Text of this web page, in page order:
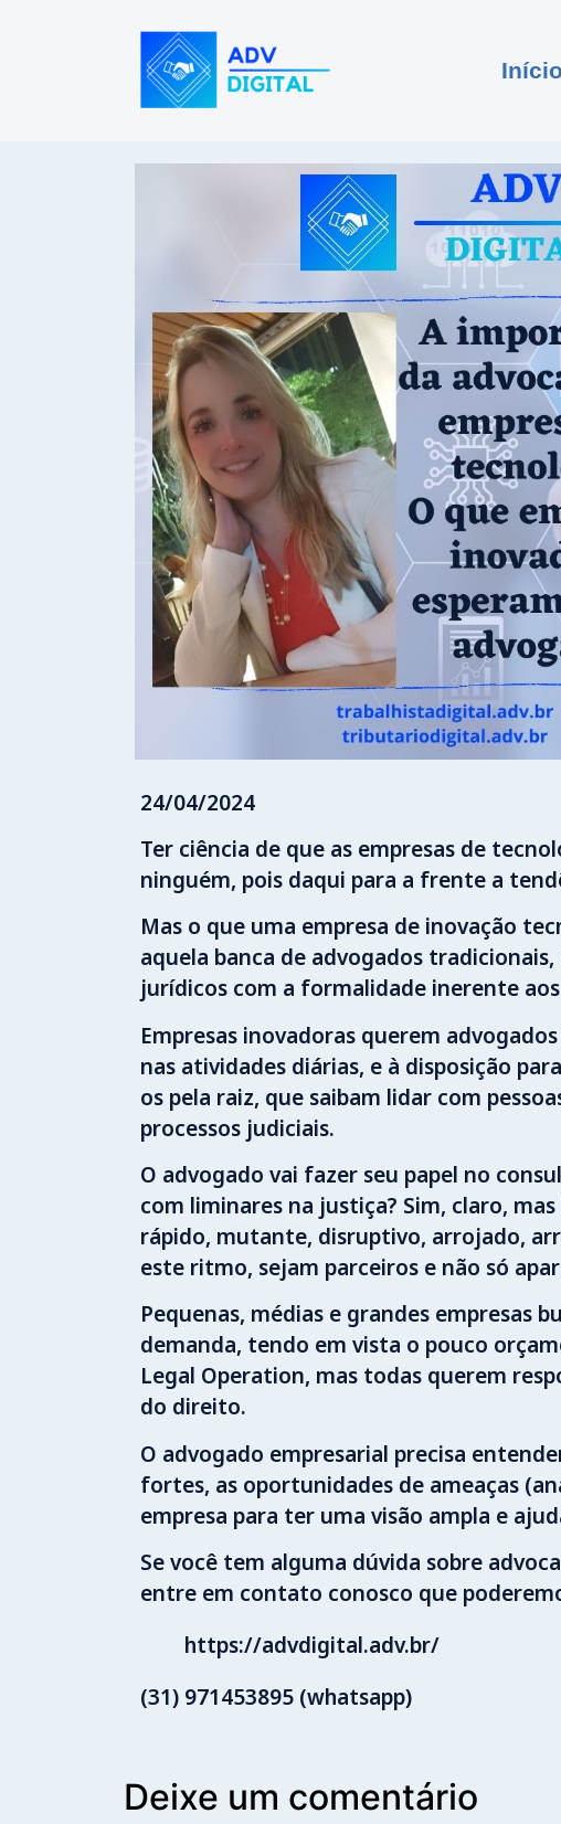
Início
24/04/2024
Ter ciência de que as empresas de
ninguém, pois daqui para a frente a
Mas o que uma empresa de inovação
aquela banca de advogados
jurídicos com a formalidade inerente
Empresas inovadoras querem
nas atividades diárias, e à disposição
os pela raiz, que saibam lidar com
processos judiciais.
O advogado vai fazer seu papel no
com liminares na justiça? Sim, claro,
rápido, mutante, disruptivo, arrojado,
este ritmo, sejam parceiros e não só
Pequenas, médias e grandes empresas
demanda, tendo em vista o pouco
Legal Operation, mas todas querem
do direito.
O advogado empresarial precisa
fortes, as oportunidades de ameaças
empresa para ter uma visão ampla e
Se você tem alguma dúvida sobre
entre em contato conosco que
https://advdigital.adv.br/
(31) 971453895 (whatsapp)
Deixe um comentário